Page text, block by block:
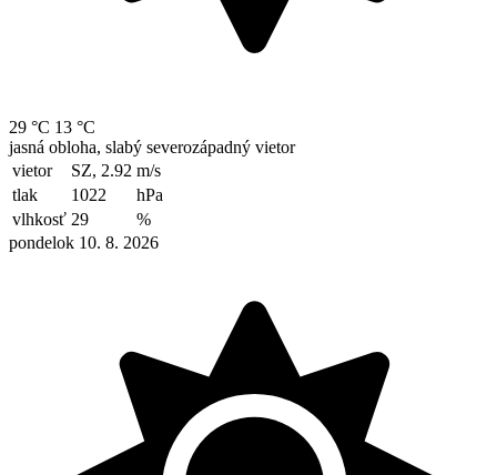
29 °C 13 °C
jasná obloha, slabý severozápadný vietor
vietor
SZ, 2.92 m/s
tlak
1022
hPa
vlhkosť 29
%
pondelok 10. 8. 2026